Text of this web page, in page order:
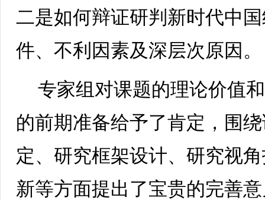
二是如何辩证研判新时代中
件、不利因素及深层次原因。
专家组对课题的理论价值
的前期准备给予了肯定，围
定、研究框架设计、研究视
新等方面提出了宝贵的完善